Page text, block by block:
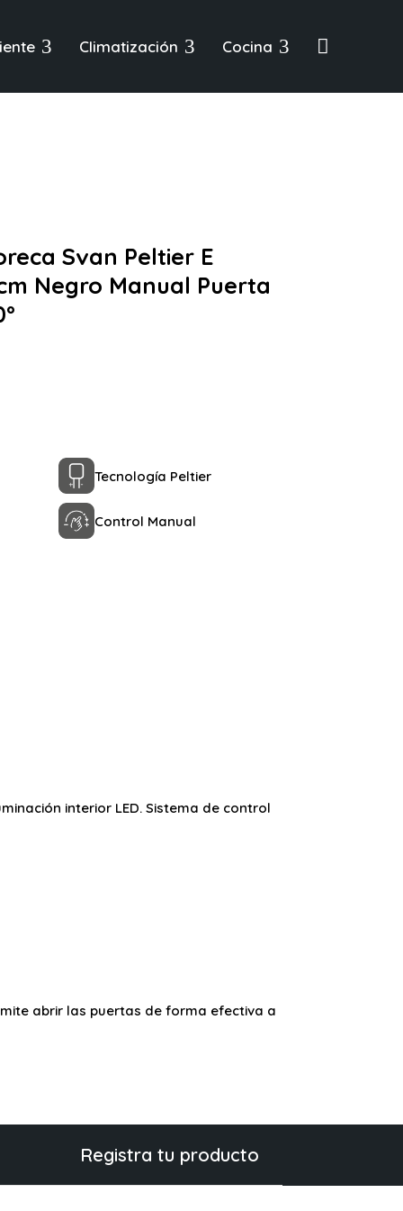
3 3
Climatización 3
Cocina 
Svan Peltier E
Negro Manual Puerta
Tecnología Peltier
Control Manual
interior LED. Sistema de control
abrir las puertas de forma efectiva a
Registra tu producto